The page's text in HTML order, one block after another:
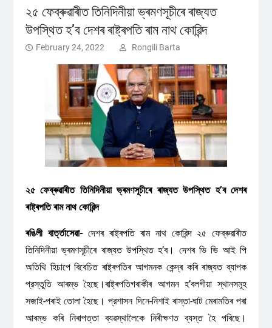
২৫ ফেব্ৰুৱাৰীত তিনিদিনীয়া ভ্ৰমণসূচীৰে ৰাজ্যত
উপস্থিত হ’ব দেশৰ ৰাষ্ট্ৰপতি ৰাম নাথ কোৱিন্দ
February 24, 2022 Rongili Barta
২৫ ফেব্ৰুৱাৰীত তিনিদিনীয়া ভ্ৰমণসূচীৰে ৰাজ্যত উপস্থিত হ’ব দেশৰ
ৰাষ্ট্ৰপতি ৰাম নাথ কোৱিন্দ
ৰঙিলী বাৰ্ত্তাসেৱা-দেশৰ ৰাষ্ট্ৰপতি ৰাম নাথ কোৱিন্দ ২৫ ফেব্ৰুৱাৰীত
তিনিদিনীয়া ভ্ৰমণসূচীৰে ৰাজ্যত উপস্থিত হ’ব। দেশৰ ভি ভি আই পি
অতিথি হিচাপে বিবেচিত ৰাষ্ট্ৰপতিৰ আগমনক কেন্দ্ৰ কৰি ৰাজ্যত ব্যাপক
প্রস্তুতি আৰম্ভ হৈছে।ৰাষ্ট্ৰপতিগৰাকীৰ আগমন হ’বলগীয়া স্থানসমূহ
সজাই-পৰাই তোলা হৈছে। প্রশাসন দিনে-নিশাই ৰাস্তা-ঘাট মেৰামতিৰ পৰা
আৰম্ভ কৰি নিৰাপত্তা ব্যৱস্থালৈকে নিৰীক্ষণত ব্যস্ত হৈ পৰিছে।